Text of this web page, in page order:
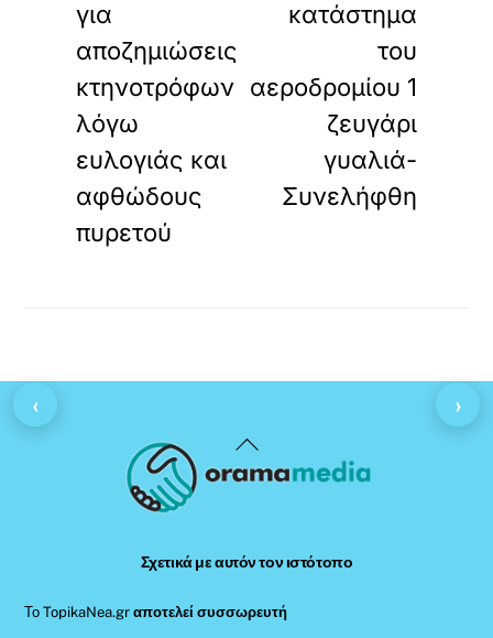
για
αποζημιώσεις
κτηνοτρόφων
λόγω
ευλογιάς και
αφθώδους
πυρετού
κατάστημα
του
αεροδρομίου 1
ζευγάρι
γυαλιά-
Συνελήφθη
Back
To
Σχετικά με αυτόν τον ιστότοπο
Το TopikaNea.grαποτελεί συσσωρευτή
‹ ›